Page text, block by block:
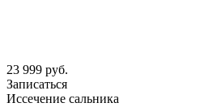
23 999 руб.
Записаться
Иссечение сальника